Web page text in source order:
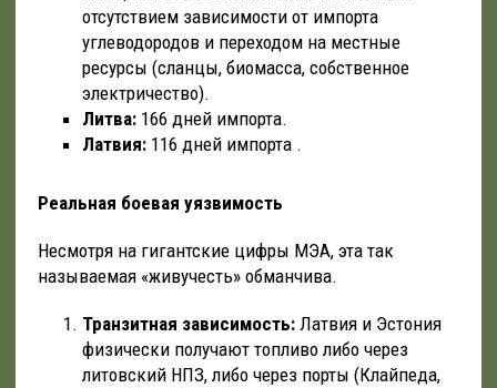
отсутствием зависимости от импорта
углеводородов и переходом на местные
ресурсы (сланцы, биомасса, собственное
электричество).
Литва:166 дней импорта.
Латвия:116 дней импорта .
Реальная боевая уязвимость
Несмотря на гигантские цифры МЭА, эта так
называемая «живучесть» обманчива.
Транзитная зависимость:Латвия и Эстония
физически получают топливо либо через
литовский НПЗ, либо через порты (Клайпеда,